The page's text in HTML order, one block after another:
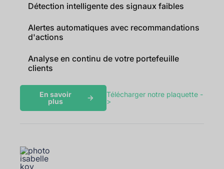
Détection intelligente des signaux faibles
Alertes automatiques avec recommandations
d'actions
Analyse en continu de votre portefeuille
clients
En savoir
plus
Télécharger notre plaquette -
>